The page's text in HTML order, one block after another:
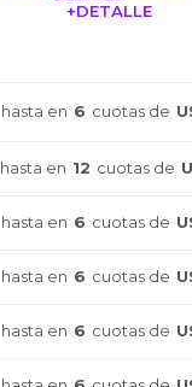
+DETALLE
hasta en 6 cuotas de
hasta en 12 cuotas de
hasta en 6 cuotas de
hasta en 6 cuotas de
hasta en 6 cuotas de